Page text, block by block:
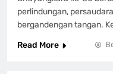
perlindungan,
bergandengan tangan.
Read More